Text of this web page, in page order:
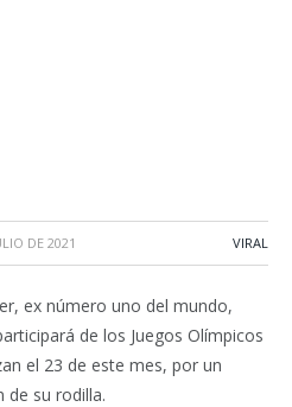
DE 2021 VIRAL
ex número uno del mundo,
de los Juegos Olímpicos
el 23 de este mes, por un
de su rodilla.